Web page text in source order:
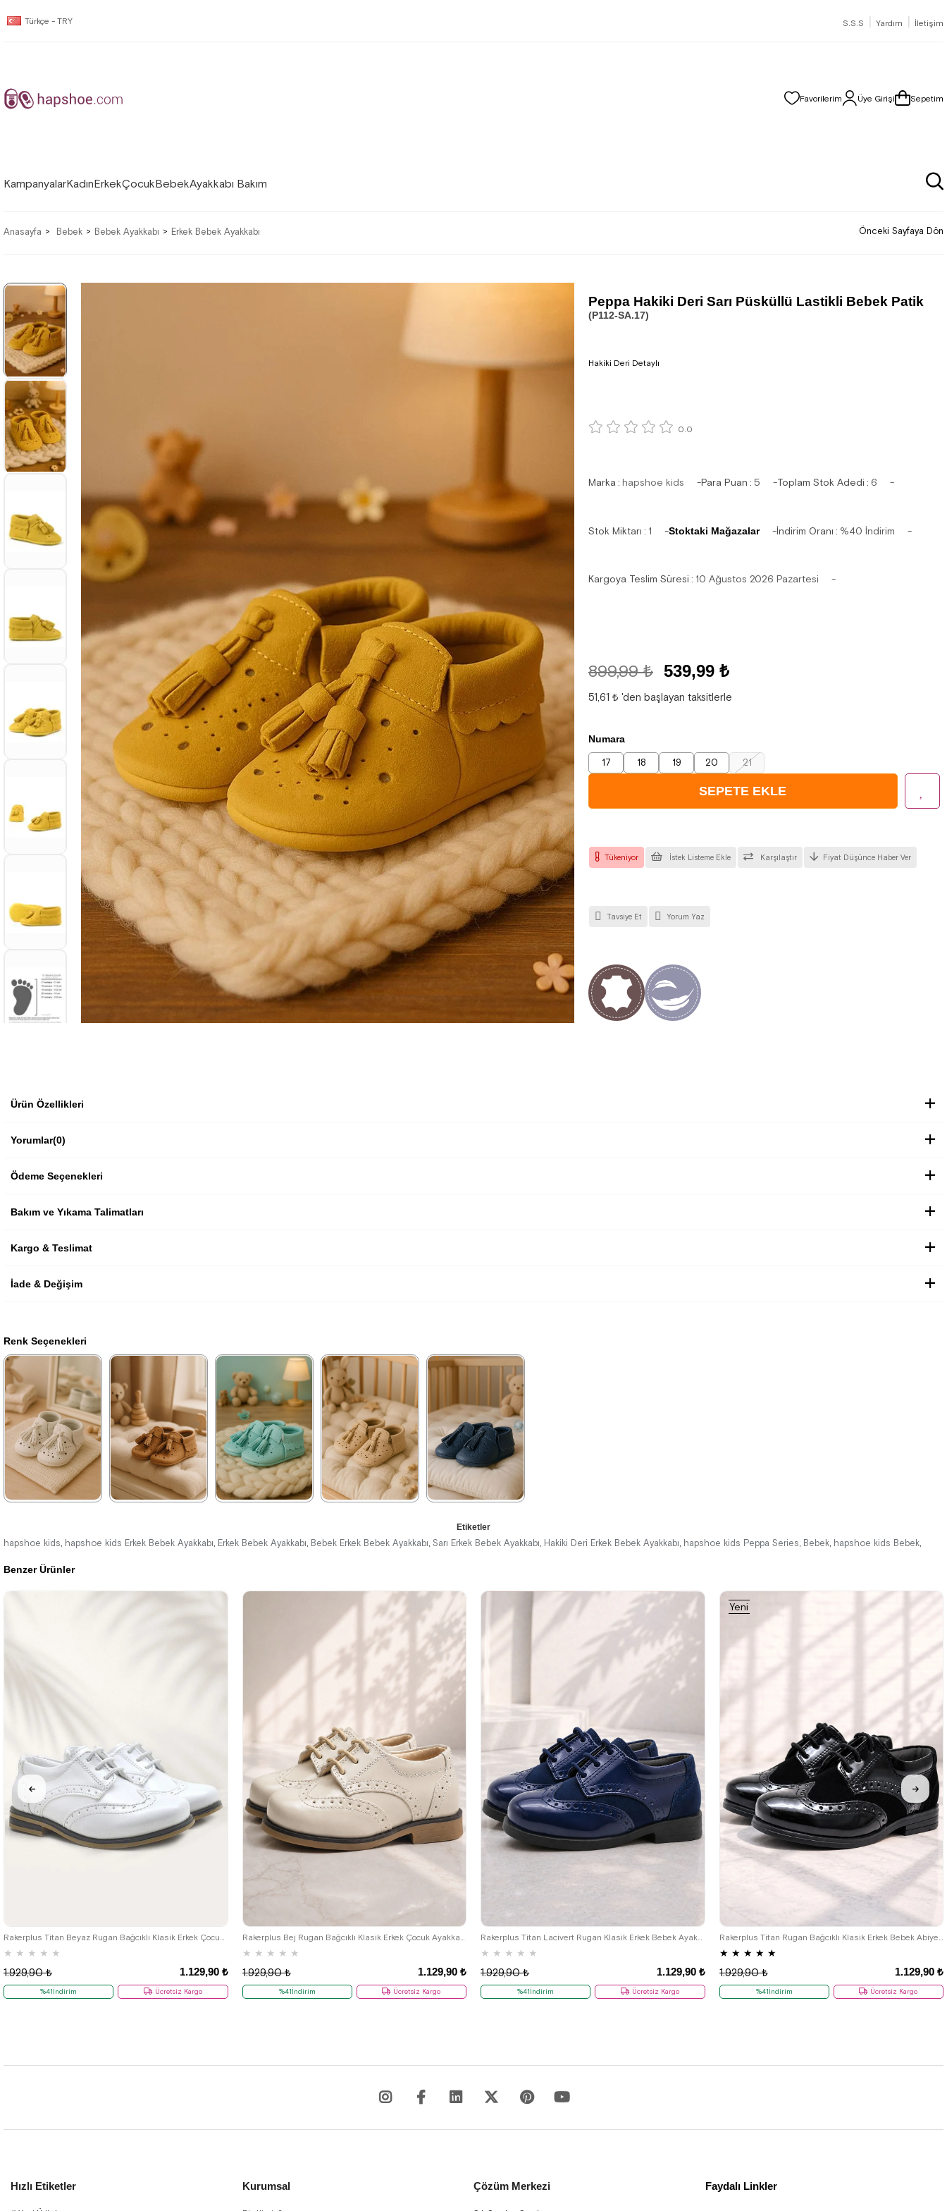
Türkçe - TRY S.S.S | Yardım | İletişim
Favorilerim Üye Girişi Sepetim
KampanyalarKadınErkekÇocukBebekAyakkabı Bakım
Anasayfa Bebek Bebek Ayakkabı Erkek Bebek Ayakkabı Önceki Sayfaya Dön
Peppa Hakiki Deri Sarı Püsküllü Lastikli Bebek Patik
(P112-SA.17)
Hakiki Deri Detaylı
0.0
Marka: hapshoe kids Para Puan : 5 Toplam Stok Adedi : 6
Stok Miktarı : 1 Stoktaki Mağazalar İndirim Oranı : %40 İndirim
Kargoya Teslim Süresi : 10 Ağustos 2026 Pazartesi
899,99 ₺ 539,99 ₺
51,61 ₺ 'den başlayan taksitlerle
Numara
17 18 19 20 21
Tükeniyor İstek Listeme Ekle Karşılaştır Fiyat Düşünce Haber Ver
Tavsiye Et Yorum Yaz
Ürün Özellikleri
Yorumlar(0)
Ödeme Seçenekleri
Bakım ve Yıkama Talimatları
Kargo & Teslimat
İade & Değişim
Renk Seçenekleri
539,99 ₺
899,99 ₺ 539,99 ₺
899,99 ₺ 539,99 ₺
899,99 ₺ 539,99 ₺
899,99 ₺
%40İndirim
★ ★ ★
539,99 ₺
899,99 ₺
Benzer Ürünler
★ ★ ★ ★ ★
1.129,90 ₺
1.929,90 ₺
%41İndirim Ücretsiz Kargo
★ ★ ★ ★ ★
1.129,90 ₺
1.929,90 ₺
%41İndirim Ücretsiz Kargo
★ ★ ★ ★ ★
1.129,90 ₺
1.929,90 ₺
%41İndirim Ücretsiz Kargo
★ ★ ★ ★ ★
1.129,90 ₺
1.929,90 ₺
%41İndirim Ücretsiz Kargo
Yeni
Etiketler
hapshoe kids, hapshoe kids Erkek Bebek Ayakkabı, Erkek Bebek Ayakkabı, Bebek Erkek Bebek Ayakkabı, Sarı Erkek Bebek Ayakkabı, Hakiki Deri Erkek Bebek Ayakkabı, hapshoe kids Peppa Series, Bebek, hapshoe kids Bebek,
Hızlı Etiketler Kurumsal Çözüm Merkezi Faydalı Linkler